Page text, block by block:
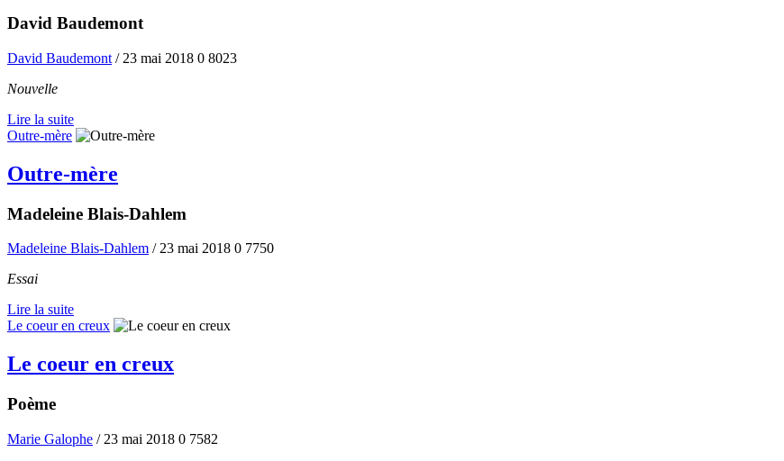
David Baudemont
David Baudemont / 23 mai 2018 0 8023
Nouvelle
Lire la suite
Outre-mère
Outre-mère
Madeleine Blais-Dahlem
Madeleine Blais-Dahlem / 23 mai 2018 0 7750
Essai
Lire la suite
Le coeur en creux
Le coeur en creux
Poème
Marie Galophe / 23 mai 2018 0 7582